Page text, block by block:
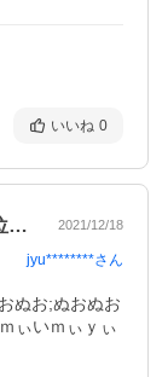
いいね 0
… 2021/12/18
jyu********さん
ぬお;ぬおぬお
ぃいｍぃｙぃ